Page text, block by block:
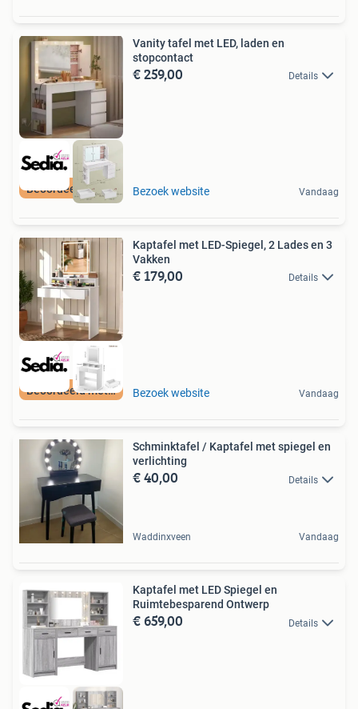
Beoordeeld met 9+
Vanity tafel met LED, laden en
stopcontact
€ 259,00 Details
Bezoek website Vandaag
Beoordeeld met 9+
Kaptafel met LED-Spiegel, 2 Lades en 3
Vakken
€ 179,00 Details
Bezoek website Vandaag
Schminktafel / Kaptafel met spiegel en
verlichting
€ 40,00 Details
Waddinxveen Vandaag
Kaptafel met LED Spiegel en
Ruimtebesparend Ontwerp
€ 659,00 Details